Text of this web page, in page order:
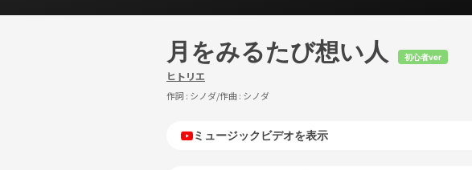
月をみるたび想い人 初心者ver
ヒトリエ
作詞 : シノダ/作曲 : シノダ
ミュージックビデオを表示